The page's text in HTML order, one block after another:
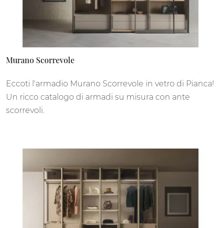
Murano Scorrevole
Eccoti l'armadio Murano Scorrevole in vetro di Pianca!
Un ricco catalogo di armadi su misura con ante
scorrevoli.